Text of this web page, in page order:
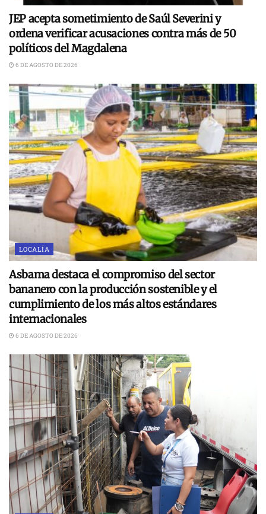
JEP acepta sometimiento de Saúl Severini y
ordena verificar acusaciones contra más de 50
políticos del Magdalena
6 DE AGOSTO DE 2026
LOCALÍA
Asbama destaca el compromiso del sector
bananero con la producción sostenible y el
cumplimiento de los más altos estándares
internacionales
6 DE AGOSTO DE 2026